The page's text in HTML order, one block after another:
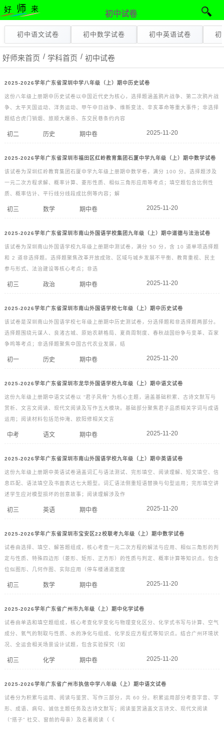
初中试卷
初中语文试卷 初中数学试卷 初中英语试卷 初
好师来首页 学科首页 初中试卷
2025-2026学年广东省深圳中学八年级（上）期中历史试卷
这份八年级上册期中历史试卷以中国近代史为核心，选择题涵盖鸦片战争、第二次鸦片战
争、太平天国运动、洋务运动、甲午中日战争、维新变法、辛亥革命等重大事件；非选择
题结合虎门销烟、旅顺大屠杀、东交民巷条约内容
初二 历史 期中卷 2025-11-20
2025-2026学年广东省深圳市福田区红岭教育集团石厦中学九年级（上）期中数学试卷
该试卷为深圳红岭教育集团石厦中学九年级上册期中数学卷，满分 100 分。选择题涉及
一元二次方程求解、概率计算、菱形性质、相似三角形应用等考点；填空题包含比例性
质、概率估计、平行线分线段成比例等内容；解
初三 数学 期中卷 2025-11-20
2025-2026学年广东省深圳市南山外国语学校集团九年级（上）期中道德与法治试卷
该试卷为深圳南山外国语学校九年级上册期中测试卷，满分 50 分，含 10 道单项选择题
和 2 道非选择题。选择题聚焦改革开放成效、区域与城乡发展不平衡、教育重视、民主
参与形式、法治建设等核心考点；非选
初三 政治 期中卷 2025-11-20
2025-2026学年广东省深圳市南山外国语学校七年级（上）期中历史试卷
该试卷是深圳南山外国语学校七年级上册期中历史测试卷，分选择题和非选择题两部分。
选择题围绕元谋人、良渚古城、原始农耕格局、夏商周制度、春秋战国纷争与变革、百家
争鸣等考点；非选择题聚焦中国古代农业发展，结
初一 历史 期中卷 2025-11-20
2025-2026学年广东省深圳市龙华外国语学校九年级（上）期中语文试卷
这份九年级上册期中语文试卷以 “君子风骨” 为核心主题，涵盖基础积累、古诗文默写与
赏析、文言文阅读、现代文阅读及写作五大模块。基础部分聚焦君子品质相关字词与成语
运用；阅读材料包括范仲淹、欧阳修相关文言
中考 语文 期中卷 2025-11-20
2025-2026学年广东省深圳市南山外国语学校九年级（上）期中英语试卷
这份九年级上册期中英语试卷涵盖词汇与语法测试、完形填空、阅读理解、短文填空、信
息匹配、语法填空及书面表达七大题型。词汇语法侧重短语替换与句型运用；完形填空讲
述学生应对模型损坏的创意故事；阅读理解涉及作
初三 英语 期中卷 2025-11-20
2025-2026学年广东省深圳市宝安区22校联考九年级（上）期中数学试卷
试卷由选择、填空、解答题组成，核心考查一元二次方程的解法与应用、相似三角形的判
定与性质、特殊四边形（菱形、矩形、正方形）的性质与判定、概率计算等知识点。包含
位似图形、几何作图、实际应用（停车楼通道宽度
初三 数学 期中卷 2025-11-20
2025-2026学年广东省广州市九年级（上）期中化学试卷
试卷由单选和填空题组成，核心考查化学变化与物理变化区分、化学式书写与计算、空气
成分、氧气的制取与性质、水的净化与组成、化学反应方程式等知识点。结合广州环境状
况、全运会相关场景设计试题，包含实验探究（如
初三 化学 期中卷 2025-11-20
2025-2026学年广东省广州市执信中学八年级（上）期中语文试卷
试卷分为积累与运用、阅读与鉴赏、写作三部分，共 60 分。积累运用部分考查字音、字
形、成语、病句、诚信主题任务及古诗文默写；阅读鉴赏涵盖文言诗文、现代文阅读
（“搭子” 社交、窗前的母亲）及名著阅读（《